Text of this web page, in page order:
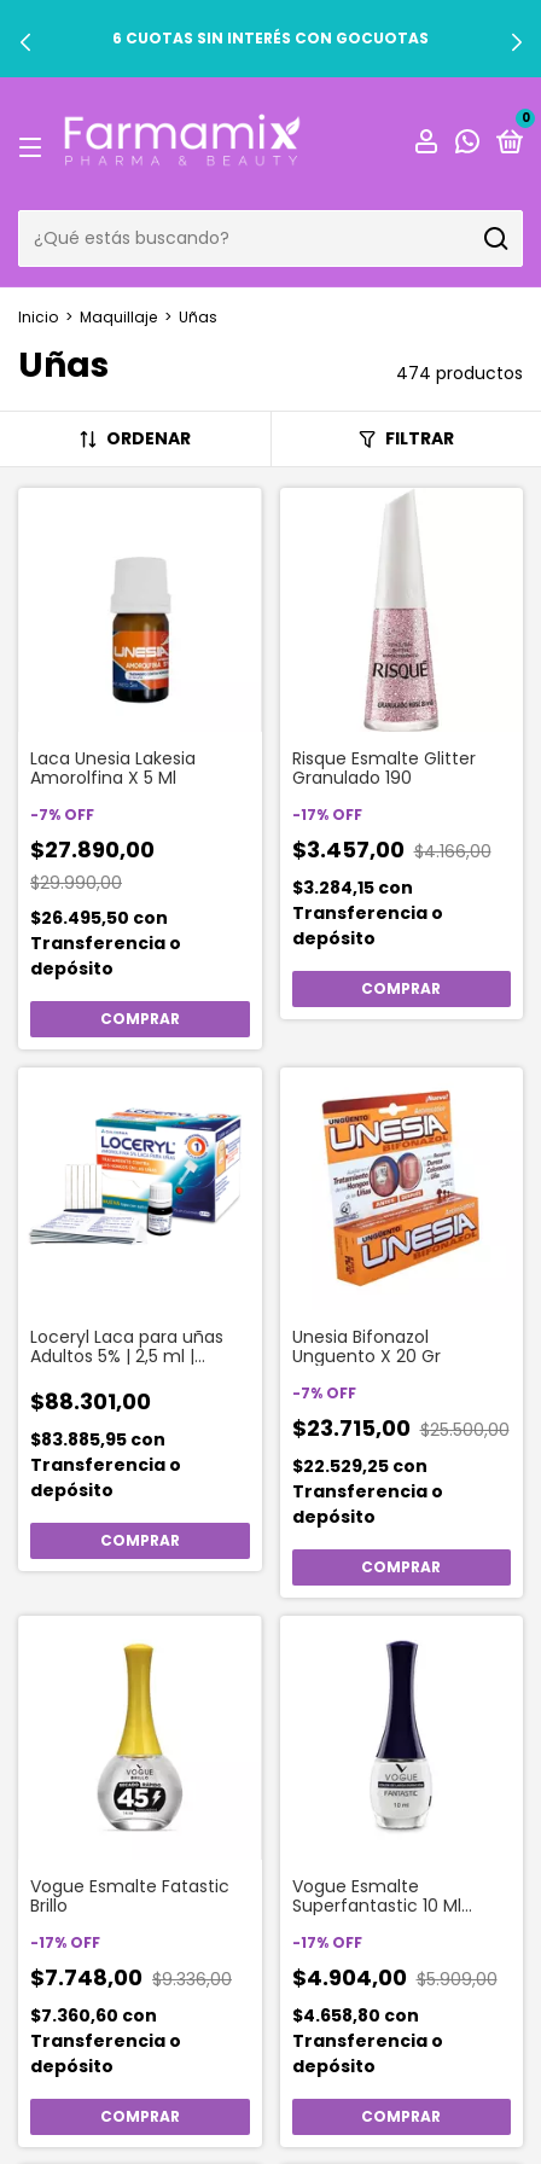
6 CUOTAS SIN INTERÉS CON GOCUOTAS
0
Inicio > Maquillaje > Uñas
Uñas 474 productos
ORDENAR FILTRAR
Laca Unesia Lakesia
Amorolfina X 5 Ml
-7% OFF
$27.890,00
$29.990,00
$26.495,50 con
Transferencia o
depósito
Risque Esmalte Glitter
Granulado 190
-17% OFF
$3.457,00 $4.166,00
$3.284,15 con
Transferencia o
depósito
Loceryl Laca para uñas
Adultos 5% | 2,5 ml |
$88.301,00
$83.885,95 con
Transferencia o
depósito
Unesia Bifonazol
Unguento X 20 Gr
-7% OFF
$23.715,00 $25.500,00
$22.529,25 con
Transferencia o
depósito
Vogue Esmalte Fatastic
Brillo
-17% OFF
$7.748,00 $9.336,00
$7.360,60 con
Transferencia o
depósito
Vogue Esmalte
Superfantastic 10 Ml
-17% OFF
$4.904,00 $5.909,00
$4.658,80 con
Transferencia o
depósito